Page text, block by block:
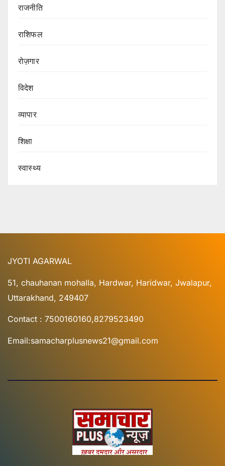
राजनीति
राशिफल
रोज़गार
विदेश
व्यापार
शिक्षा
स्वास्थ्य
JYOTI AGARWAL
51, chauhanan mohalla, Hardwar, Haridwar, Jwalapur,
Uttarakhand, 249407
Contact : 7500160160,8279523490
Email:samacharplusnews21@gmail.com